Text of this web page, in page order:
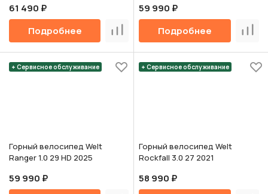
61 490 ₽
Подробнее
Сравнить
59 990 ₽
Подробнее
+ Сервисное обслуживание
Горный велосипед Welt
Ranger 1.0 29 HD 2025
59 990 ₽
+ Сервисное обслуживание
Горный велосипед Welt
Rockfall 3.0 27 2021
58 990 ₽